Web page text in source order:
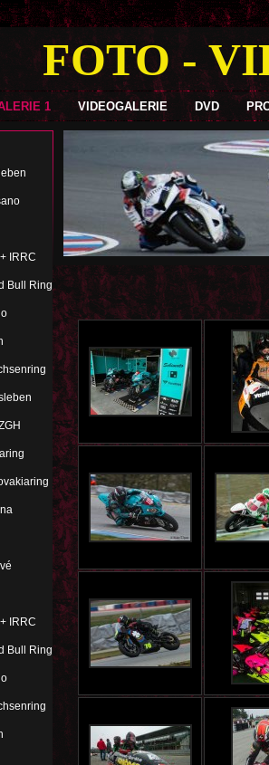
FOTO -
1 VIDEOGALERIE DVD
IRRC
Bull Ring
IRRC
Bull Ring